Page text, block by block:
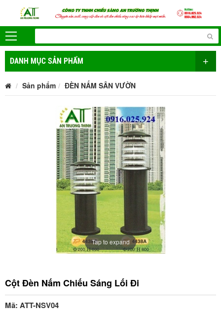
DANH MỤC SẢN PHẨM +
Sản phẩm ĐÈN NẤM SÂN VƯỜN
Tap to expand
Cột Đèn Nấm Chiếu Sáng Lối Đi
Mã: ATT-NSV04